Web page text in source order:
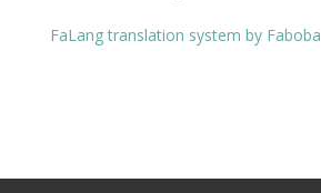
FaLang translation system by Faboba